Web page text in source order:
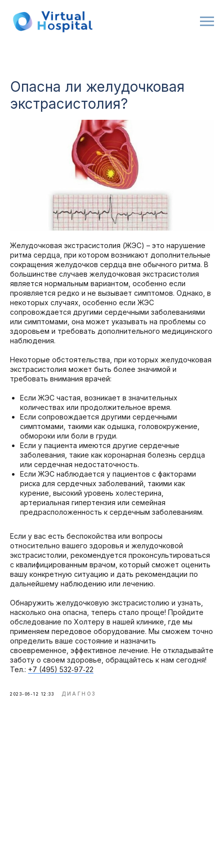
Опасна ли желудочковая
экстрасистолия?
Желудочковая экстрасистолия (ЖЭС) – это нарушение
ритма сердца, при котором возникают дополнительные
сокращения желудочков сердца вне обычного ритма. В
большинстве случаев желудочковая экстрасистолия
является нормальным вариантом, особенно если
проявляется редко и не вызывает симптомов. Однако, в
некоторых случаях, особенно если ЖЭС
сопровождается другими сердечными заболеваниями
или симптомами, она может указывать на проблемы со
здоровьем и требовать дополнительного медицинского
наблюдения.
Некоторые обстоятельства, при которых желудочковая
экстрасистолия может быть более значимой и
требовать внимания врачей:
Если ЖЭС частая, возникает в значительных
количествах или продолжительное время.
Если сопровождается другими сердечными
симптомами, такими как одышка, головокружение,
обмороки или боли в груди.
Если у пациента имеются другие сердечные
заболевания, такие как коронарная болезнь сердца
или сердечная недостаточность.
Если ЖЭС наблюдается у пациентов с факторами
риска для сердечных заболеваний, такими как
курение, высокий уровень холестерина,
артериальная гипертензия или семейная
предрасположенность к сердечным заболеваниям.
Если у вас есть беспокойства или вопросы
относительно вашего здоровья и желудочковой
экстрасистолии, рекомендуется проконсультироваться
с квалифицированным врачом, который сможет оценить
вашу конкретную ситуацию и дать рекомендации по
дальнейшему наблюдению или лечению.
Обнаружить желудочковую экстрасистолию и узнать,
насколько она опасна, теперь стало проще! Пройдите
обследование по Холтеру в нашей клинике, где мы
применяем передовое оборудование. Мы сможем точно
определить ваше состояние и назначить
своевременное, эффективное лечение. Не откладывайте
заботу о своем здоровье, обращайтесь к нам сегодня!
Тел.: +7 (495) 532‑97‑22
2023-06-12 12:33 ДИАГНОЗ